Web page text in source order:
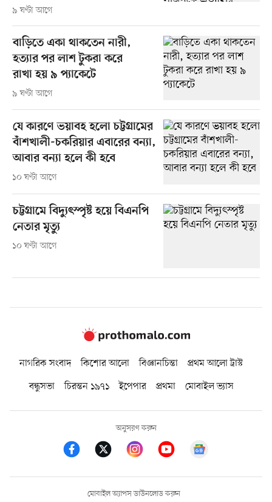
৯ ঘণ্টা আগে
বাড়িতে একা থাকতেন নারী,
হত্যার পর লাশ টুকরা করে
রাখা হয় ৯ প্যাকেটে
৯ ঘণ্টা আগে
যে কারণে ভয়াবহ হলো চট্টগ্রামের
বাঁশখালী-চকরিয়ার এবারের বন্যা,
আবার বন্যা হলে কী হবে
১০ ঘণ্টা আগে
চট্টগ্রামে বিদ্যুৎস্পৃষ্ট হয়ে বিএনপি
নেতার মৃত্যু
১০ ঘণ্টা আগে
নাগরিক সংবাদ কিশোর আলো বিজ্ঞানচিন্তা
প্রথম আলো ট্রাস্ট
বন্ধুসভা
চিরন্তন ১৯৭১ ইপেপার প্রথমা মোবাইল ভ্যাস
অনুসরণ করুন
মোবাইল অ্যাপস ডাউনলোড করুন